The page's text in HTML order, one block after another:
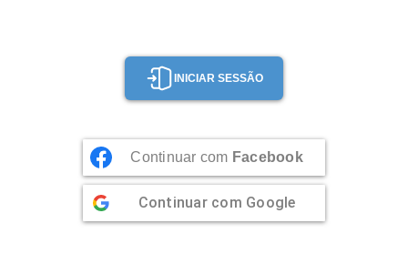
INICIAR SESSÃO
Continuar com Facebook
Continuar com Google